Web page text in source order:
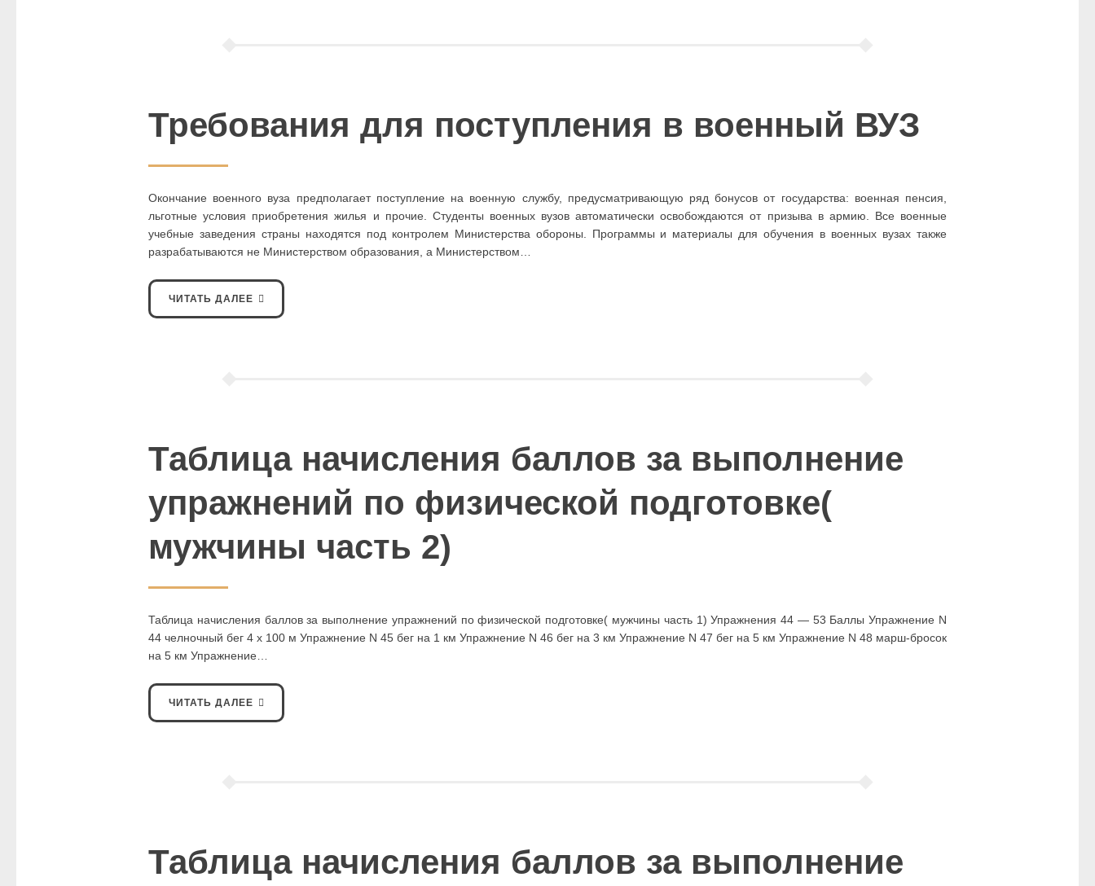
Требования для поступления в военный ВУЗ
Окончание военного вуза предполагает поступление на военную службу, предусматривающую ряд бонусов от государства: военная пенсия,
льготные условия приобретения жилья и прочие. Студенты военных вузов автоматически освобождаются от призыва в армию. Все военные
учебные заведения страны находятся под контролем Министерства обороны. Программы и материалы для обучения в военных вузах также
разрабатываются не Министерством образования, а Министерством…
ЧИТАТЬ ДАЛЕЕ
Таблица начисления баллов за выполнение
упражнений по физической подготовке(
мужчины часть 2)
Таблица начисления баллов за выполнение упражнений по физической подготовке( мужчины часть 1) Упражнения 44 — 53 Баллы Упражнение N
44 челночный бег 4 х 100 м Упражнение N 45 бег на 1 км Упражнение N 46 бег на 3 км Упражнение N 47 бег на 5 км Упражнение N 48 марш-бросок
на 5 км Упражнение…
ЧИТАТЬ ДАЛЕЕ
Таблица начисления баллов за выполнение